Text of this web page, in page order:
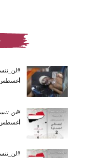
أغسطس 8,
أغسطس 8,